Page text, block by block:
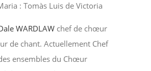
: Tomàs Luis de Victoria
WARDLAW chef de chœur
de chant. Actuellement Chef
ensembles du Chœur